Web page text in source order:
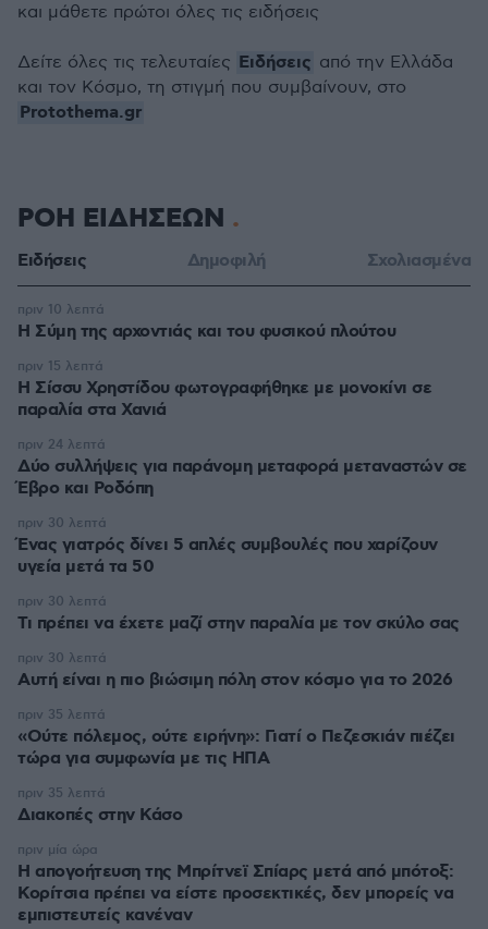
και μάθετε πρώτοι όλες τις ειδήσεις
Δείτε όλες τις τελευταίες Ειδήσεις από την Ελλάδα
και τον Κόσμο, τη στιγμή που συμβαίνουν, στο
Protothema.gr
ΡΟΗ ΕΙΔΗΣΕΩΝ
Ειδήσεις Δημοφιλή Σχολιασμένα
Η Σύμη της αρχοντιάς και του φυσικού πλούτου
πριν 10 λεπτά
Η Σίσσυ Χρηστίδου φωτογραφήθηκε με μονοκίνι σε
παραλία στα Χανιά
πριν 15 λεπτά
Δύο συλλήψεις για παράνομη μεταφορά μεταναστών σε
Έβρο και Ροδόπη
πριν 24 λεπτά
Ένας γιατρός δίνει 5 απλές συμβουλές που χαρίζουν
υγεία μετά τα 50
πριν 30 λεπτά
Τι πρέπει να έχετε μαζί στην παραλία με τον σκύλο σας
πριν 30 λεπτά
Αυτή είναι η πιο βιώσιμη πόλη στον κόσμο για το 2026
πριν 30 λεπτά
«Ούτε πόλεμος, ούτε ειρήνη»: Γιατί ο Πεζεσκιάν πιέζει
τώρα για συμφωνία με τις ΗΠΑ
πριν 35 λεπτά
Διακοπές στην Κάσο
πριν 35 λεπτά
Η απογοήτευση της Μπρίτνεϊ Σπίαρς μετά από μπότοξ:
Κορίτσια πρέπει να είστε προσεκτικές, δεν μπορείς να
εμπιστευτείς κανέναν
πριν μία ώρα